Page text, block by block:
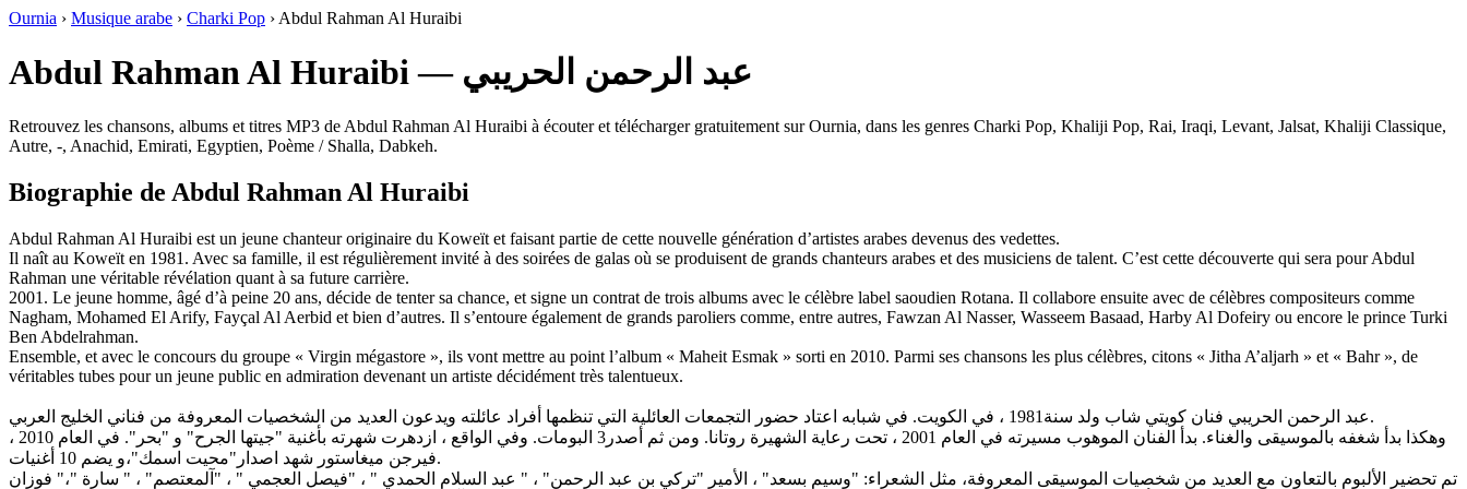
Ournia › Musique arabe › Charki Pop › Abdul Rahman Al Huraibi
Abdul Rahman Al Huraibi — عبد الرحمن الحريبي
Retrouvez les chansons, albums et titres MP3 de Abdul Rahman Al Huraibi à écouter et télécharger gratuitement sur Ournia, dans les genres Charki Pop, Khaliji Pop, Rai, Iraqi, Levant, Jalsat, Khaliji Classique,
Autre, -, Anachid, Emirati, Egyptien, Poème / Shalla, Dabkeh.
Biographie de Abdul Rahman Al Huraibi
Abdul Rahman Al Huraibi est un jeune chanteur originaire du Koweït et faisant partie de cette nouvelle génération d’artistes arabes devenus des vedettes.
Il naît au Koweït en 1981. Avec sa famille, il est régulièrement invité à des soirées de galas où se produisent de grands chanteurs arabes et des musiciens de talent. C’est cette découverte qui sera pour Abdul
Rahman une véritable révélation quant à sa future carrière.
2001. Le jeune homme, âgé d’à peine 20 ans, décide de tenter sa chance, et signe un contrat de trois albums avec le célèbre label saoudien Rotana. Il collabore ensuite avec de célèbres compositeurs comme
Nagham, Mohamed El Arify, Fayçal Al Aerbid et bien d’autres. Il s’entoure également de grands paroliers comme, entre autres, Fawzan Al Nasser, Wasseem Basaad, Harby Al Dofeiry ou encore le prince Turki
Ben Abdelrahman.
Ensemble, et avec le concours du groupe « Virgin mégastore », ils vont mettre au point l’album « Maheit Esmak » sorti en 2010. Parmi ses chansons les plus célèbres, citons « Jitha A’aljarh » et « Bahr », de
véritables tubes pour un jeune public en admiration devenant un artiste décidément très talentueux.
عبد الرحمن الحريبي فنان كويتي شاب ولد سنة1981 ، في الكويت. في شبابه اعتاد حضور التجمعات العائلية التي تنظمها أفراد عائلته ويدعون العديد من الشخصيات المعروفة من فناني الخليج العربي.
وهكذا بدأ شغفه بالموسيقى والغناء. بدأ الفنان الموهوب مسيرته في العام 2001 ، تحت رعاية الشهيرة روتانا. ومن ثم أصدر3 البومات. وفي الواقع ، ازدهرت شهرته بأغنية "جيتها الجرح" و "بحر". في العام 2010 ،
فيرجن ميغاستور شهد اصدار"محيت اسمك"،و يضم 10 أغنيات.
تم تحضير الألبوم بالتعاون مع العديد من شخصيات الموسيقى المعروفة، مثل الشعراء: "وسيم بسعد" ، الأمير "تركي بن عبد الرحمن" ، " عبد السلام الحمدي " ، "فيصل العجمي " ، "آلمعتصم" ، " سارة "،" فوزان